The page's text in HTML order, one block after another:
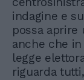
indagine e
possa aprire
anche che
legge
riguarda